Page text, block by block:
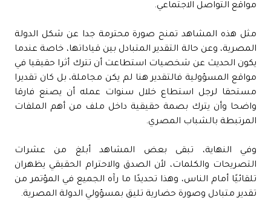
مواقع التواصل الاجتماعي.
مثل هذه المشاهد تمنح صورة محترمة جدا عن شكل الدولة
المصرية، وعن حالة التقدير المتبادل بين قياداتها، خاصة عندما
يكون الحديث عن شخصيات استطاعت أن تترك أثرا حقيقيا في
مواقع المسؤولية فالتقدير هنا لم يكن مجاملة، بل كان تقديرا
مستحقا لرجل استطاع خلال سنوات عمله أن يصنع فارقا
واضحا وأن يترك بصمة حقيقية داخل ملف من أهم الملفات
المرتبطة بالشباب المصري.
وفي النهاية، تبقى بعض المشاهد أبلغ من عشرات
التصريحات والكلمات، لأن الصدق والاحترام الحقيقي يظهران
تلقائيًا أمام الناس، وهذا تحديدًا ما رآه الجميع في المؤتمر من
تقدير متبادل وصورة حضارية تليق بمسؤولي الدولة المصرية.